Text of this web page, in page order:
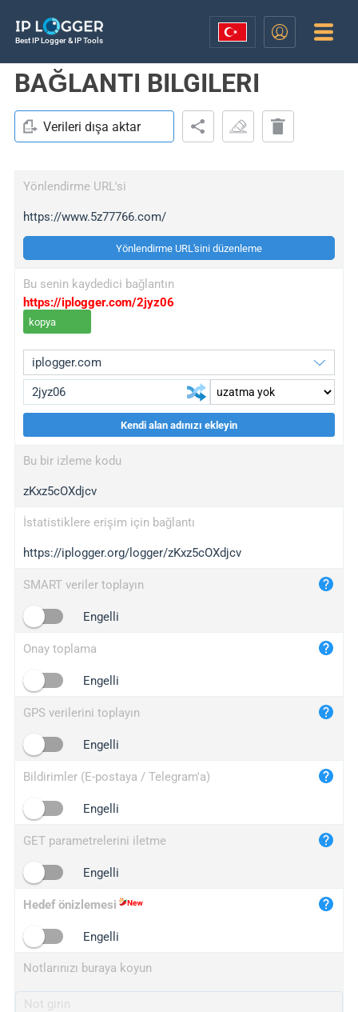
Best IP Logger & IP Tools
BAĞLANTI BILGILERI
Verileri dışa aktar
Yönlendirme URL'si
https://www.5z77766.com/
Yönlendirme URL'sini düzenleme
Bu senin kaydedici bağlantın
https://iplogger.com/2jyz06
kopya
wl.gl
ed.tc
bc.ax
iplogger.com
maper.info
2no.co
yip.su
iplogger.info
Kendi alan adınızı ekleyin
Bu bir izleme kodu
zKxz5cOXdjcv
İstatistiklere erişim için bağlantı
https://iplogger.org/logger/zKxz5cOXdjcv
SMART veriler toplayın
Engelli
Onay toplama
Engelli
GPS verilerini toplayın
Engelli
Bildirimler (E-postaya / Telegram'a)
Engelli
GET parametrelerini iletme
Engelli
Hedef önizlemesi
Engelli
Notlarınızı buraya koyun